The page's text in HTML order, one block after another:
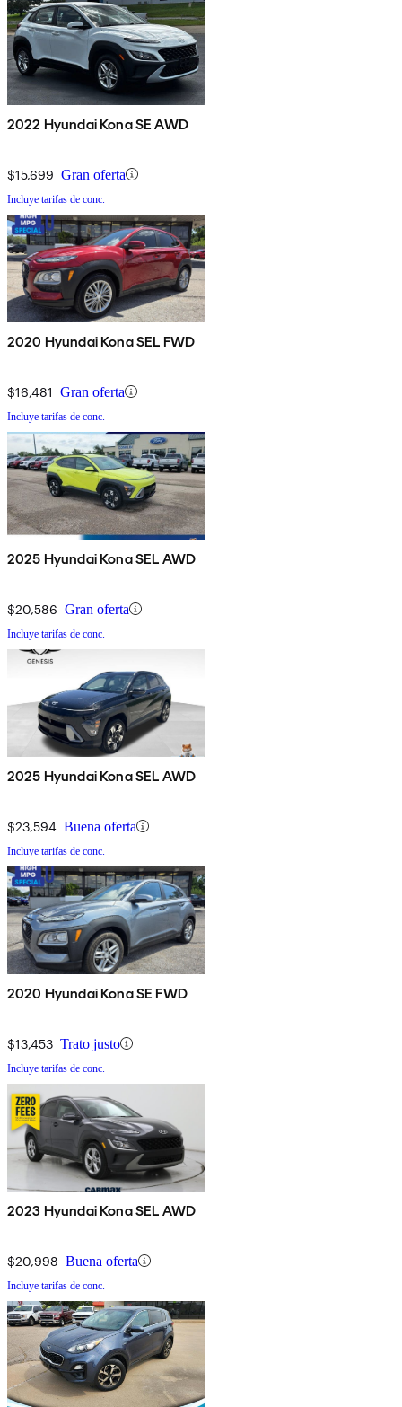
2022 Hyundai Kona SE AWD
$15,699 Gran oferta
Incluye tarifas de conc.
2020 Hyundai Kona SEL FWD
$16,481 Gran oferta
Incluye tarifas de conc.
2025 Hyundai Kona SEL AWD
$20,586 Gran oferta
Incluye tarifas de conc.
2025 Hyundai Kona SEL AWD
$23,594 Buena oferta
Incluye tarifas de conc.
2020 Hyundai Kona SE FWD
$13,453 Trato justo
Incluye tarifas de conc.
2023 Hyundai Kona SEL AWD
$20,998 Buena oferta
Incluye tarifas de conc.